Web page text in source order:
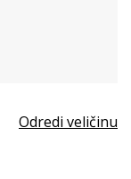
Odredi veličinu